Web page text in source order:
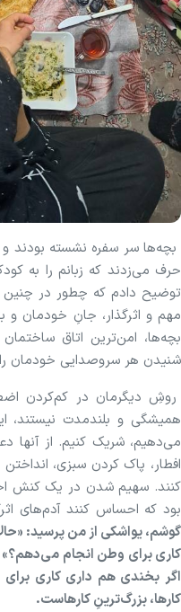
بچه‌ها سر سفره نشسته بودند و
حرف می‌زدند که زبانم را به
توضیح دادم که چطور در
مهم و اثرگذار، جانِ خودمان و
بچه‌ها، امن‌ترین اتاق
شنیدن هر سروصدایی خودمان را
روشِ دیگرمان در کم‌کردن
همیشگی و بلندمدت نیستند،
می‌دهیم، شریک کنیم. از آنها
افطار، پاک کردن سبزی،
کنند. سهیم شدن در یک کنش
بود که احساس کنند آدم‌های
گوشم، یواشکی از من پرسید:
کاری برای وطن انجام
اگر بخندی هم داری کاری
کارها، بزرگ‌ترینِ کارهاست.